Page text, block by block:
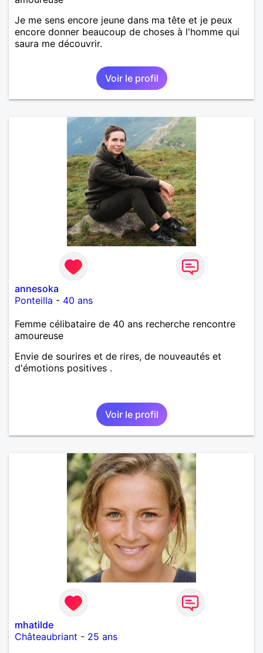
Je me sens encore jeune dans ma tête et je peux
encore donner beaucoup de choses à l'homme qui
saura me découvrir.
Voir le profil
annesoka
Ponteilla - 40 ans
Femme célibataire de 40 ans recherche rencontre
amoureuse
Envie de sourires et de rires, de nouveautés et
d'émotions positives .
Voir le profil
mhatilde
Châteaubriant - 25 ans